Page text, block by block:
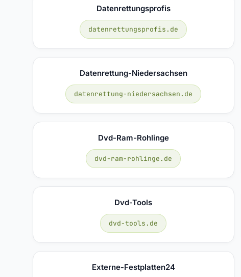
Datenrettungsprofis
datenrettungsprofis.de
Datenrettung-Niedersachsen
datenrettung-niedersachsen.de
Dvd-Ram-Rohlinge
dvd-ram-rohlinge.de
Dvd-Tools
dvd-tools.de
Externe-Festplatten24